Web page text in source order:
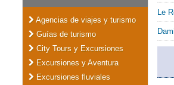
Agencias de viajes y turismo
Guías de turismo
City Tours y Excursiones
Excursiones y Aventura
Excursiones fluviales
Le